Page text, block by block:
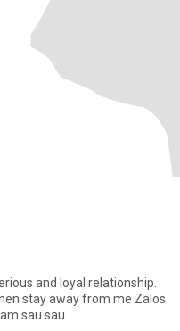
and loyal relationship.
stay away from me Zalos
sau sau